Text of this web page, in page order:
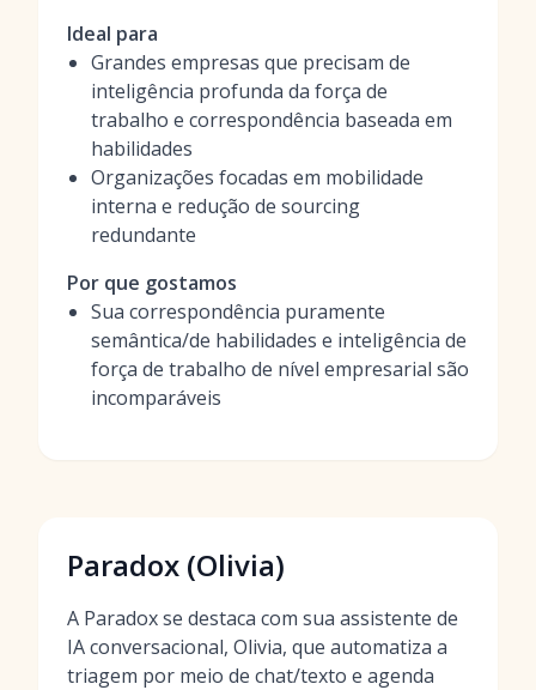
Ideal para
Grandes empresas que precisam de
inteligência profunda da força de
trabalho e correspondência baseada em
habilidades
Organizações focadas em mobilidade
interna e redução de sourcing
redundante
Por que gostamos
Sua correspondência puramente
semântica/de habilidades e inteligência de
força de trabalho de nível empresarial são
incomparáveis
Paradox (Olivia)
A Paradox se destaca com sua assistente de
IA conversacional, Olivia, que automatiza a
triagem por meio de chat/texto e agenda